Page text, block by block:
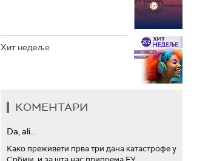
Хит недеље
КОМЕНТАРИ
Da, ali...
Како преживети прва три дана катастрофе у